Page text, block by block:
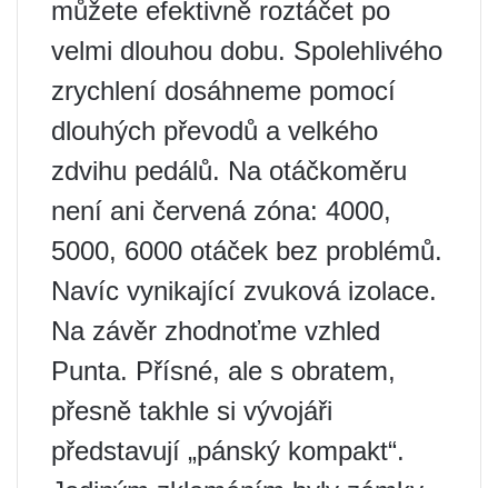
můžete efektivně roztáčet po
velmi dlouhou dobu. Spolehlivého
zrychlení dosáhneme pomocí
dlouhých převodů a velkého
zdvihu pedálů. Na otáčkoměru
není ani červená zóna: 4000,
5000, 6000 otáček bez problémů.
Navíc vynikající zvuková izolace.
Na závěr zhodnoťme vzhled
Punta. Přísné, ale s obratem,
přesně takhle si vývojáři
představují „pánský kompakt“.